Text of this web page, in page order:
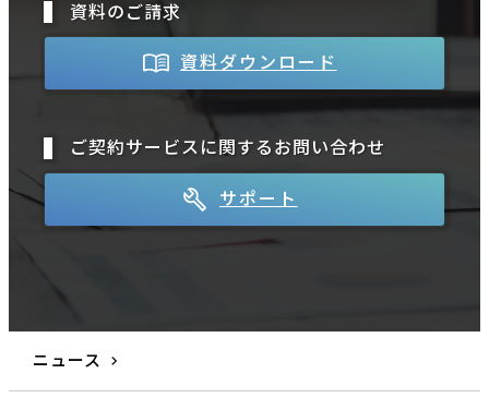
資料のご請求
資料ダウンロード
ご契約サービスに関するお問い合わせ
サポート
ニュース